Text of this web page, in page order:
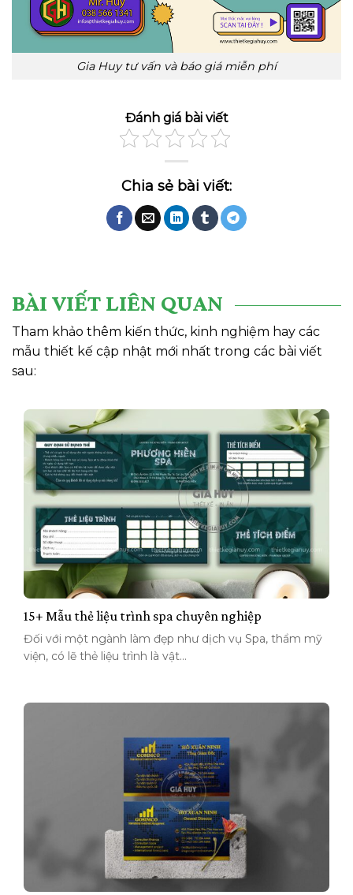
Gia Huy tư vấn và báo giá miễn phí
Đánh giá bài viết
BÀI VIẾT LIÊN QUAN
Tham khảo thêm kiến thức, kinh nghiệm hay các
mẫu thiết kế cập nhật mới nhất trong các bài viết
sau:
15+ Mẫu thẻ liệu trình spa chuyên nghiệp
Đối với một ngành làm đẹp như dịch vụ Spa, thẩm mỹ
viện, có lẽ thẻ liệu trình là vật...